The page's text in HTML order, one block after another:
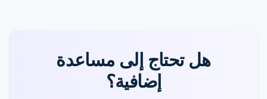
هل تحتاج إلى مساعدة
إضافية؟